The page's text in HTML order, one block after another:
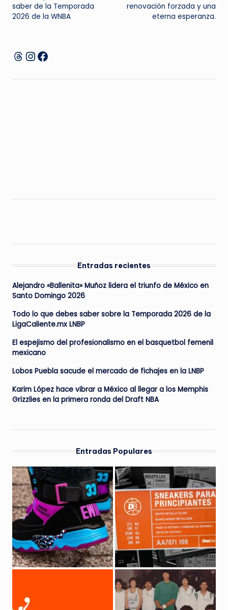
entradas
saber de la Temporada
2026 de la WNBA
renovación forzada y una
eterna esperanza.
Threads
Instagram
Facebook
Entradas recientes
Alejandro «Ballenita» Muñoz lidera el triunfo de México en
Santo Domingo 2026
Todo lo que debes saber sobre la Temporada 2026 de la
LigaCaliente.mx LNBP
El espejismo del profesionalismo en el basquetbol femenil
mexicano
Lobos Puebla sacude el mercado de fichajes en la LNBP
Karim López hace vibrar a México al llegar a los Memphis
Grizzlies en la primera ronda del Draft NBA
Entradas Populares